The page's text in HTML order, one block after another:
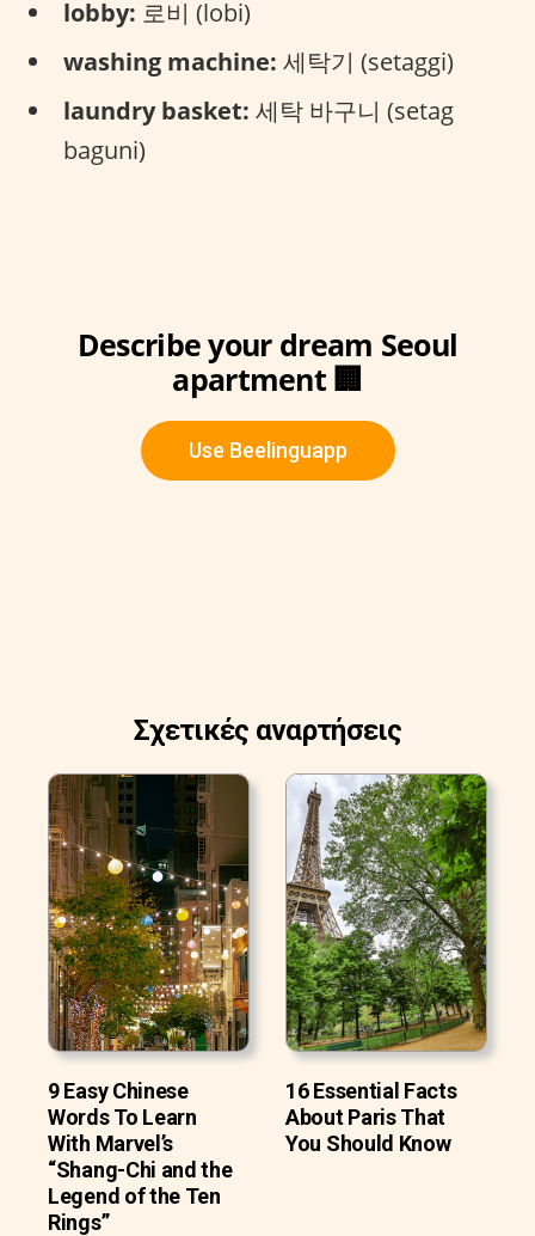
lobby: 로비 (lobi)
washing machine: 세탁기 (setaggi)
laundry basket: 세탁 바구니 (setag
baguni)
Describe your dream Seoul
apartment 🏢
Use Beelinguapp
Σχετικές αναρτήσεις
9 Easy Chinese
Words To Learn
With Marvel’s
“Shang-Chi and the
Legend of the Ten
Rings”
16 Essential Facts
About Paris That
You Should Know